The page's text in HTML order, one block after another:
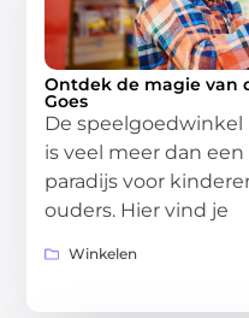
Ontdek de magie van
Goes
De speelgoedwinkel
is veel meer dan
paradijs voor
ouders. Hier vind je
Winkelen